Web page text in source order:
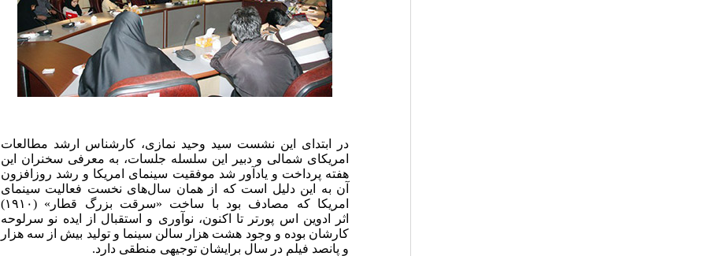
در ابتدای این نشست سید وحید نمازی، کارشناس ارشد مطالعات
امریکای شمالی و دبیر این سلسله جلسات، به معرفی سخنران این
هفته پرداخت و یادآور شد موفقیت سینمای امریکا و رشد روزافزون
آن به این دلیل است که از همان سال‌های نخست فعالیت سینمای
امریکا که مصادف بود با ساخت «سرقت بزرگ قطار» (۱۹۱۰)
اثر ادوین اس پورتر تا اکنون، نوآوری و استقبال از ایده نو سرلوحه
کارشان بوده و وجود هشت هزار سالن سینما و تولید بیش از سه هزار
و پانصد فیلم در سال برایشان توجیهی منطقی دارد.